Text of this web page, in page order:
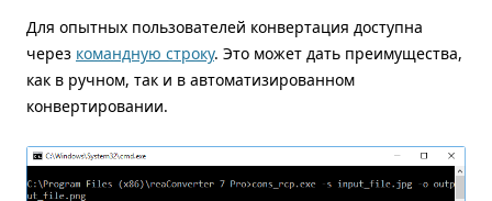
Для опытных пользователей конвертация доступна
через командную строку. Это может дать преимущества,
как в ручном, так и в автоматизированном
конвертировании.